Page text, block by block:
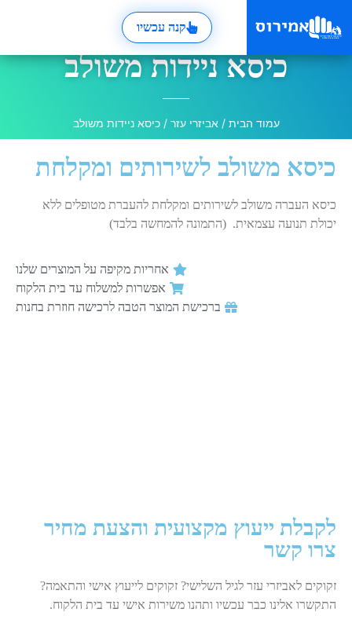
קנה עכשיו
כיסא ניידות משולב
עמוד הבית / אביזרי עזר / כיסא ניידות משולב
כיסא משולב לשירותים ומקלחת
כיסא העברה משולב לשירותים ומקלחת להעברת מטופלים ללא
יכולת תנועה עצמאית. (התמונה להמחשה בלבד)
אחריות מקיפה על המוצרים שלנו
אפשרות למשלוח עד בית הלקוח
ברכישת המוצר הטבה לרכישה חוזרת בחנות
לקבלת ייעוץ מקצועית והצעת מחיר
צרו קשר
זקוקים לאביזרי עזר לגיל השלישי? זקוקים לייעוץ אישי והתאמה?
התקשרו אלינו כבר עכשיו ותהנו משירות אישי עד בית הלקוח.